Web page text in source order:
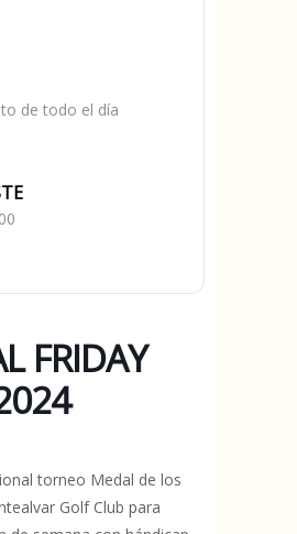
de todo el día
FRIDAY
torneo Medal de los
Golf Club para